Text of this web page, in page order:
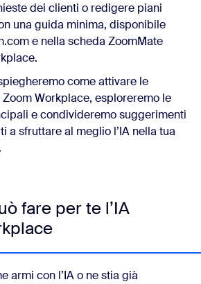
dei clienti o redigere piani
una guida minima, disponibile
e nella scheda ZoomMate
come attivare le
Workplace, esploreremo le
e condivideremo suggerimenti
a sfruttare al meglio l’IA nella tua
fare per te l’IA
armi con l’IA o ne stia già